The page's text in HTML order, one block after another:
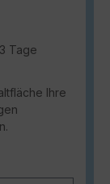
Tage
Ihre